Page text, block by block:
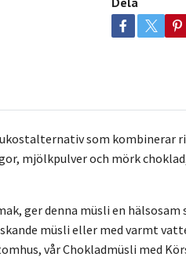
som kombinerar
mjölkpulver och mörk
ger denna müsli en
müsli eller med varmt
vår Chokladmüsli med